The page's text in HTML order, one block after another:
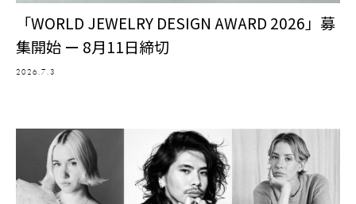
「WORLD JEWELRY DESIGN AWARD 2026」募
集開始 ー 8月11日締切
2026.7.3